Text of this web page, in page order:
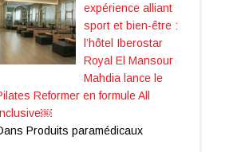
expérience alliant
sport et bien-être :
l’hôtel Iberostar
Royal El Mansour
Mahdia lance le
Reformer en formule All
Produits paramédicaux